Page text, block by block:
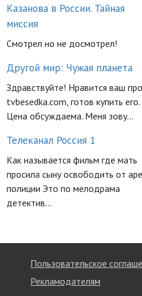
Казанова в России. Тайная
миссия
Смотрел но не досмотрел!
Другой мир: Чужая планета
Здравствуйте! Нравится ваш
tvbesedka.com, готов купить его.
Цена обсуждаема. Меня зову...
Телеканал Россия 1
Как называется фильм где мать
просила сыну освободить от
полиции Это по мелодрама
детектив...
Пользовательское
Рекламодателям